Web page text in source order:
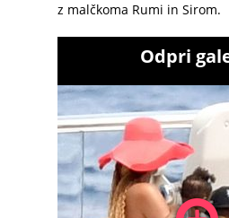
z malčkoma Rumi in Sirom.
Odpri